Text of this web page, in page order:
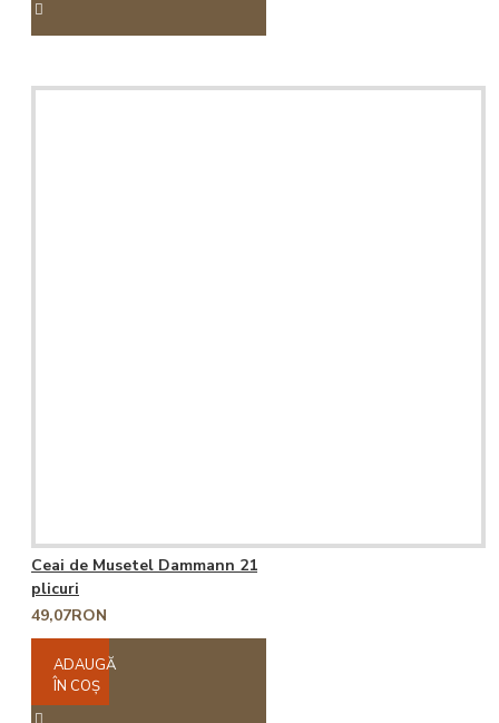
Ceai de Musetel Dammann 21
plicuri
49,07RON
ADAUGĂ
ÎN COŞ